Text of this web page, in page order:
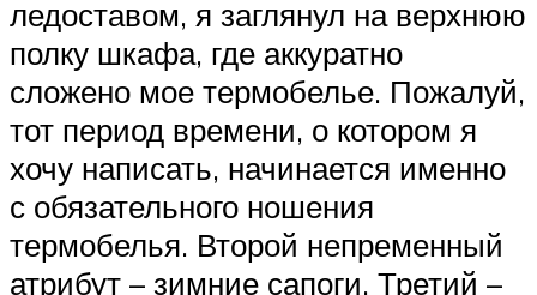
ледоставом, я заглянул на верхнюю
полку шкафа, где аккуратно
сложено мое термобелье. Пожалуй,
тот период времени, о котором я
хочу написать, начинается именно
с обязательного ношения
термобелья. Второй непременный
атрибут – зимние сапоги. Третий –